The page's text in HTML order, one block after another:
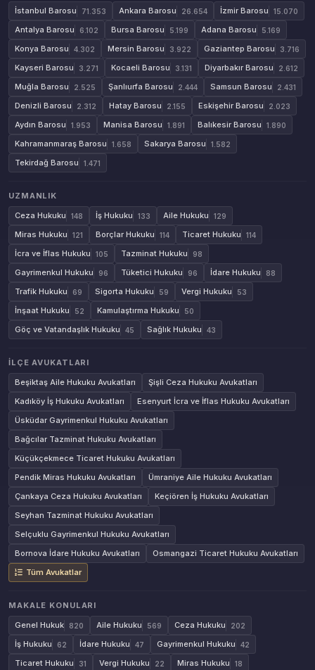
İstanbul Barosu
71.353 Ankara Barosu 26.654 İzmir Barosu 15.070
Antalya Barosu 6.102 Bursa Barosu 5.199 Adana Barosu 5.169
Konya Barosu 4.302 Mersin Barosu 3.922 Gaziantep Barosu 3.716
Kayseri Barosu 3.271 Kocaeli Barosu 3.131 Diyarbakır Barosu 2.612
Muğla Barosu 2.525 Şanlıurfa Barosu 2.444 Samsun Barosu 2.431
Denizli Barosu 2.312 Hatay Barosu 2.155 Eskişehir Barosu 2.023
Aydın Barosu 1.953 Manisa Barosu 1.891 Balıkesir Barosu 1.890
Kahramanmaraş Barosu 1.658 Sakarya Barosu 1.582
Tekirdağ Barosu 1.471
UZMANLIK
Ceza Hukuku
148 İş Hukuku 133 Aile Hukuku 129
Miras Hukuku 121 Borçlar Hukuku 114 Ticaret Hukuku 114
İcra ve İflas Hukuku 105 Tazminat Hukuku 98
Gayrimenkul Hukuku 96 Tüketici Hukuku 96 İdare Hukuku 88
Trafik Hukuku 69 Sigorta Hukuku 59 Vergi Hukuku 53
İnşaat Hukuku 52 Kamulaştırma Hukuku 50
Göç ve Vatandaşlık Hukuku 45 Sağlık Hukuku 43
İLÇE AVUKATLARI
Beşiktaş Aile Hukuku Avukatları
Şişli Ceza Hukuku Avukatları
Kadıköy İş Hukuku Avukatları
Esenyurt İcra ve İflas Hukuku Avukatları
Üsküdar Gayrimenkul Hukuku Avukatları
Bağcılar Tazminat Hukuku Avukatları
Küçükçekmece Ticaret Hukuku Avukatları
Pendik Miras Hukuku Avukatları
Ümraniye Aile Hukuku Avukatları
Çankaya Ceza Hukuku Avukatları
Keçiören İş Hukuku Avukatları
Seyhan Tazminat Hukuku Avukatları
Selçuklu Gayrimenkul Hukuku Avukatları
Bornova İdare Hukuku Avukatları
Osmangazi Ticaret Hukuku Avukatları
Tüm Avukatlar
MAKALE KONULARI
Genel Hukuk
820 Aile Hukuku 569 Ceza Hukuku 202
İş Hukuku 62 İdare Hukuku 47 Gayrimenkul Hukuku 42
Ticaret Hukuku 31 Vergi Hukuku 22 Miras Hukuku 18